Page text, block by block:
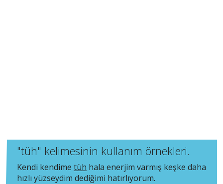
"tüh" kelimesinin kullanım örnekleri.
Kendi kendime tüh hala enerjim varmış keşke daha
hızlı yüzseydim dediğimi hatırlıyorum.